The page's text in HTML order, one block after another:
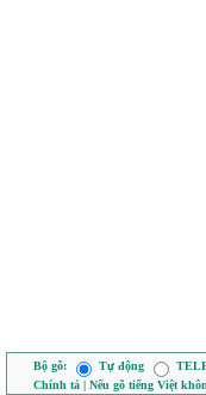
Bộ gõ: Tự động
Chính tả | Nếu gõ tiếng Việt